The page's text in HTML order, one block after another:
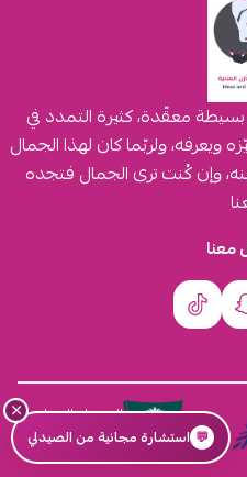
معقّدة، كثيرة التمدد في
ويعرفه، ولربّما كان لهذا الجمال
وإن كُنت ترى الجمال فتجده
معنا
السجل التجاري
4030431116
×
💬 استشارة مجانية من الصيدلي